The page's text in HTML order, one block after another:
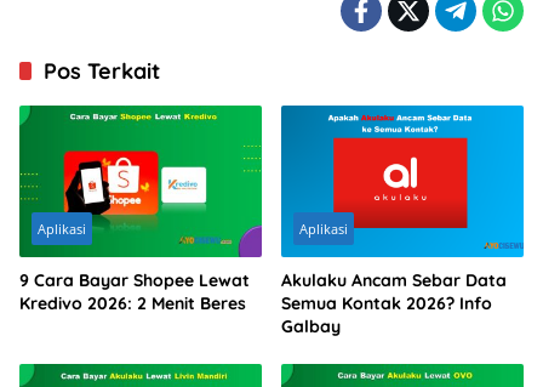
Pos Terkait
Aplikasi
9 Cara Bayar Shopee Lewat
Kredivo 2026: 2 Menit Beres
Aplikasi
Akulaku Ancam Sebar Data
Semua Kontak 2026? Info
Galbay